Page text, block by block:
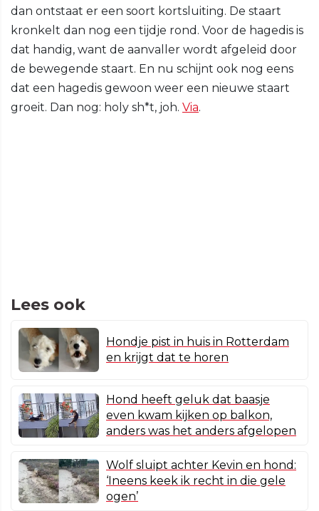
dan ontstaat er een soort kortsluiting. De staart
kronkelt dan nog een tijdje rond. Voor de hagedis is
dat handig, want de aanvaller wordt afgeleid door
de bewegende staart. En nu schijnt ook nog eens
dat een hagedis gewoon weer een nieuwe staart
groeit. Dan nog: holy sh*t, joh. Via.
Lees ook
Hondje pist in huis in Rotterdam
en krijgt dat te horen
Hond heeft geluk dat baasje
even kwam kijken op balkon,
anders was het anders afgelopen
Wolf sluipt achter Kevin en hond:
‘Ineens keek ik recht in die gele
ogen’